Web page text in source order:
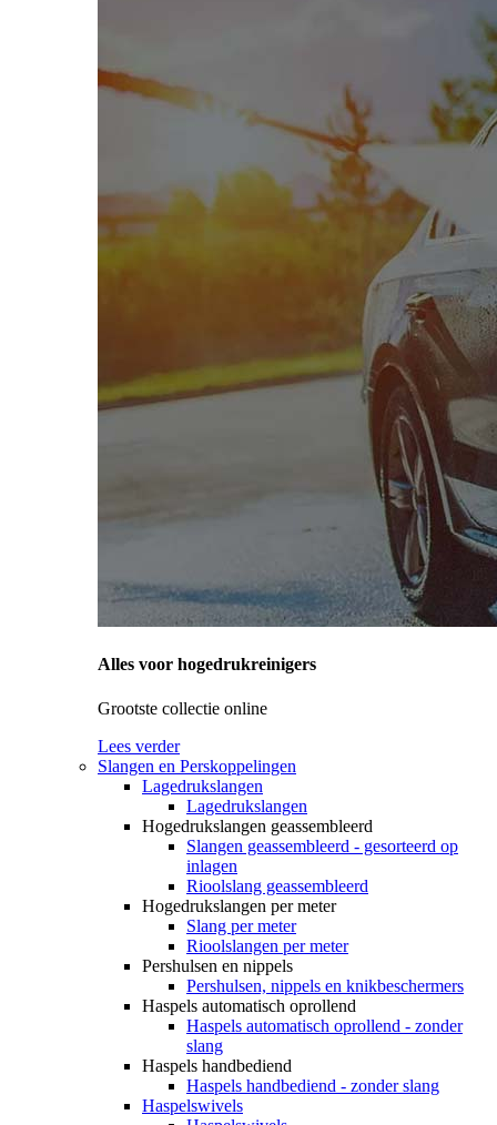
Alles voor hogedrukreinigers
Grootste collectie online
Lees verder
Slangen en Perskoppelingen
Lagedrukslangen
Lagedrukslangen
Hogedrukslangen geassembleerd
Slangen geassembleerd - gesorteerd op
inlagen
Rioolslang geassembleerd
Hogedrukslangen per meter
Slang per meter
Rioolslangen per meter
Pershulsen en nippels
Pershulsen, nippels en knikbeschermers
Haspels automatisch oprollend
Haspels automatisch oprollend - zonder
slang
Haspels handbediend
Haspels handbediend - zonder slang
Haspelswivels